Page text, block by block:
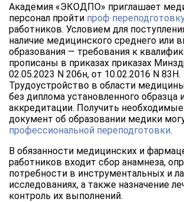
Академия «ЭКОДПО» приглашает
персонал пройти проф
работников. Условием для
наличие медицинского среднего или
образования — требования к
прописаны в приказах приказах
02.05.2023 N 206н, от 10.02.2016 N 83Н.
Трудоустройство в области
без диплома установленного образца
аккредитации. Получить
документ об образовании медики
профессиональной переподготовки.
В обязанности медицинских и
работников входит сбор анамнеза,
потребности в инструментальных и
исследованиях, а также назначение
контроль их выполнений.